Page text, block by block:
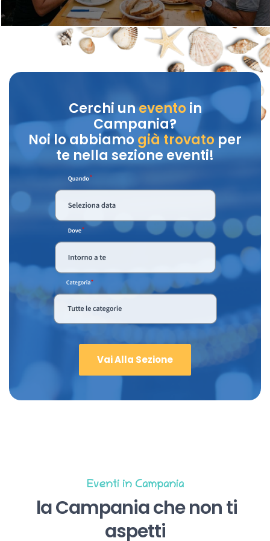
Cerchi unevento in
Campania?
Noi lo abbiamo già trovatoper
te nella sezione eventi!
Vai Alla Sezione
Eventi in Campania
la Campania che non ti
aspetti